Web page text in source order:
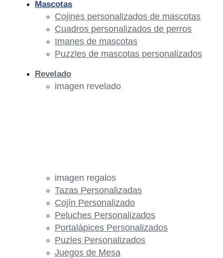
imagen regalos
Tazas Personalizadas
Cojín Personalizado
Peluches Personalizados
Portalápices Personalizados
Puzles Personalizados
Juegos de Mesa
Mascotas
Cojines personalizados de mascotas
Cuadros personalizados de perros
Imanes de mascotas
Puzzles de mascotas personalizados
Revelado
imagen revelado